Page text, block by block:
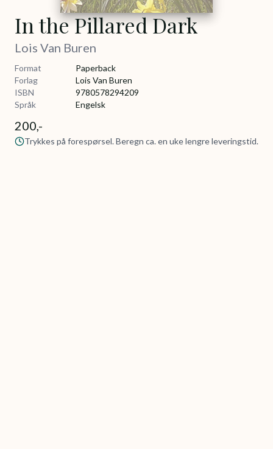
In the Pillared Dark
Lois Van Buren
Format
Paperback
Forlag
Lois Van Buren
ISBN
9780578294209
Språk
Engelsk
200,-
Trykkes på forespørsel. Beregn ca. en uke lengre leveringstid.